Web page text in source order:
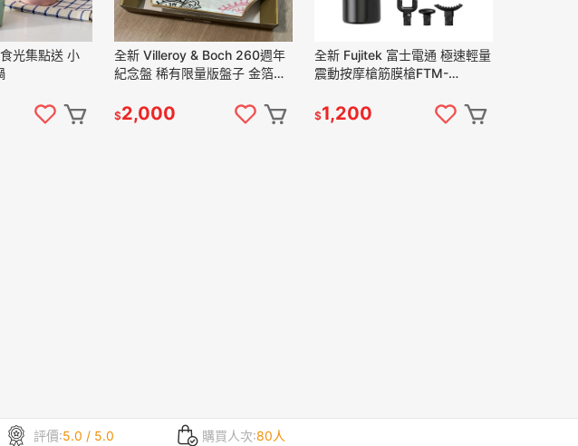
光集點送 小
全新 Villeroy & Boch 260週年
紀念盤 稀有限量版盤子 金箔造
$2,000
全新 Fujitek 富士電通 極速輕量
震動按摩槍筋膜槍FTM-
摩頭)
$1,200
評價:5.0 / 5.0 購買人次:80人